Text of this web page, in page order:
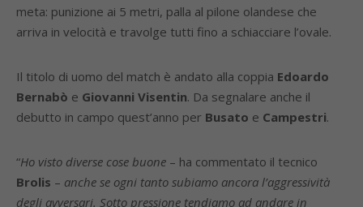
meta: punizione ai 5 metri, palla al pilone olandese che
arriva in velocità e travolge tutti fino a schiacciare l’ovale.
Il titolo di uomo del match è andato alla coppia Edoardo
Bernabò e Giovanni Visentin. Da segnalare anche il
debutto in campo quest’anno per Busato e Campestri.
“Ho visto diverse cose buone – ha commentato il tecnico
Brolis – anche se ogni tanto subiamo ancora l’aggressività
degli avversari. Sotto pressione tendiamo ad andare in